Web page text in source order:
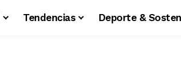
Tendencias Deporte &